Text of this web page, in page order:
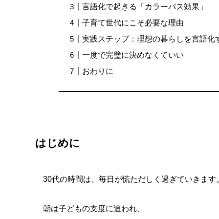
言語化で起きる「カラーバス効果」
子育て世代にこそ必要な理由
実践ステップ：理想の暮らしを言語化
一度で完璧に決めなくていい
おわりに
はじめに
30代の時間は、毎日が慌ただしく過ぎていきます
朝は子どもの支度に追われ、